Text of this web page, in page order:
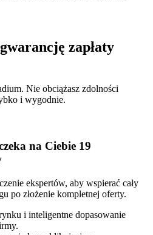
zapłaty
Nie obciążasz zdolności
i wygodnie.
na Ciebie 19
ekspertów, aby wspierać cały
po złożenie kompletnej oferty.
i inteligentne dopasowanie